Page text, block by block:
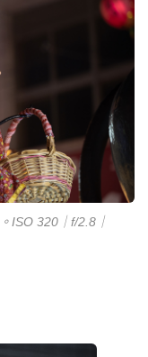
。ISO 320｜f/2.8｜